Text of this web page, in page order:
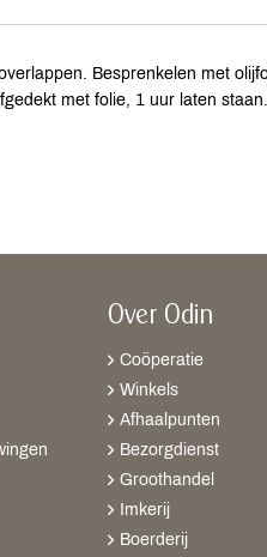
Besprenkelen met
met folie, 1 uur laten
Over Odin
Coöperatie
Winkels
Afhaalpunten
Bezorgdienst
Groothandel
Imkerij
Boerderij